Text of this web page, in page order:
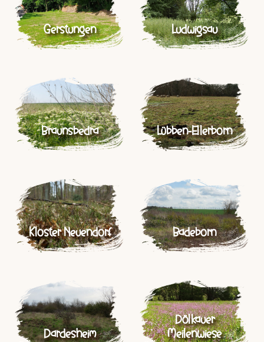
Gerstungen Ludwigsau
Braunsbedra Lübben-Ellerborn
Kloster Neuendorf Badeborn
Dardesheim
Dölkauer
Meilenwiese